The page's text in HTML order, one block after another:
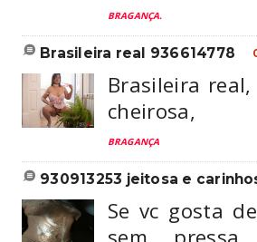
BRAGANÇA.
brasileira real 936614778
Brasileira
cheirosa,
BRAGANÇA
930913253 jeitosa e
Se vc gosta